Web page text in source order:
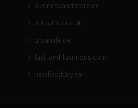
businessandmore.de
netzathleten.de
urbanlife.de
fast-and-luxurious.com
newfoodcity.de